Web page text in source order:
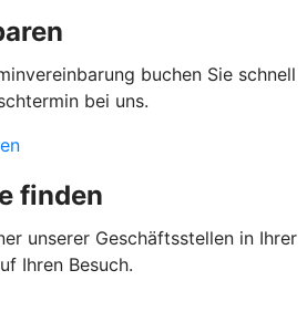
buchen Sie schnell
bei uns.
finden
unserer Geschäftsstellen in Ihrer
Ihren Besuch.